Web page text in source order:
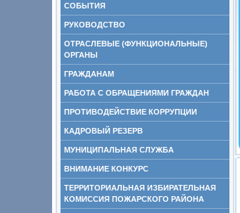
СОБЫТИЯ
РУКОВОДСТВО
ОТРАСЛЕВЫЕ (ФУНКЦИОНАЛЬНЫЕ)
ОРГАНЫ
ГРАЖДАНАМ
РАБОТА С ОБРАЩЕНИЯМИ ГРАЖДАН
ПРОТИВОДЕЙСТВИЕ КОРРУПЦИИ
КАДРОВЫЙ РЕЗЕРВ
МУНИЦИПАЛЬНАЯ СЛУЖБА
ВНИМАНИЕ КОНКУРС
ТЕРРИТОРИАЛЬНАЯ ИЗБИРАТЕЛЬНАЯ
КОМИССИЯ ПОЖАРСКОГО РАЙОНА